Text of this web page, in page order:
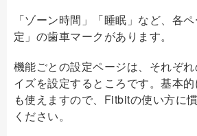
「ゾーン時間」「睡眠」など、各
定」の歯車マークがあります。
機能ごとの設定ページは、それぞ
イズを設定するところです。基本
も使えますので、Fitbitの使い方に
ください。